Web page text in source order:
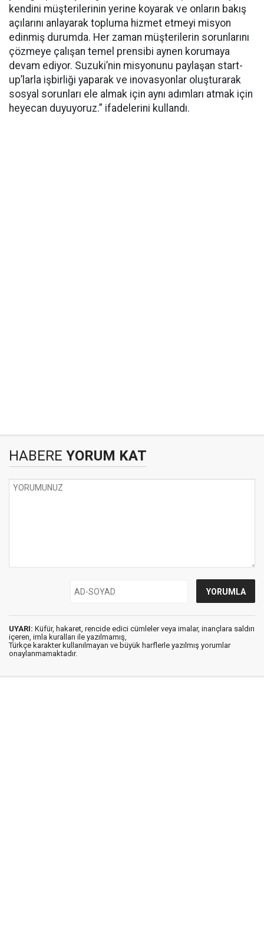
kendini müşterilerinin yerine koyarak ve onların bakış
açılarını anlayarak topluma hizmet etmeyi misyon
edinmiş durumda. Her zaman müşterilerin sorunlarını
çözmeye çalışan temel prensibi aynen korumaya
devam ediyor. Suzuki’nin misyonunu paylaşan start-
up’larla işbirliği yaparak ve inovasyonlar oluşturarak
sosyal sorunları ele almak için aynı adımları atmak için
heyecan duyuyoruz.” ifadelerini kullandı.
HABERE YORUM KAT
UYARI: Küfür, hakaret, rencide edici cümleler veya imalar, inançlara saldırı
içeren, imla kuralları ile yazılmamış,
Türkçe karakter kullanılmayan ve büyük harflerle yazılmış yorumlar
onaylanmamaktadır.